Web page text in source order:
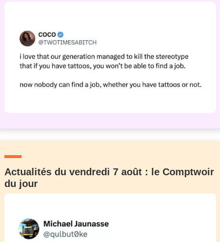
Actualités du vendredi 7 août : le Comptwoir
du jour